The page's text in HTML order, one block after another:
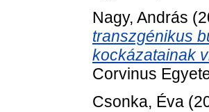
Nagy, András
transzgénikus
kockázatainak
Corvinus
Csonka, Éva